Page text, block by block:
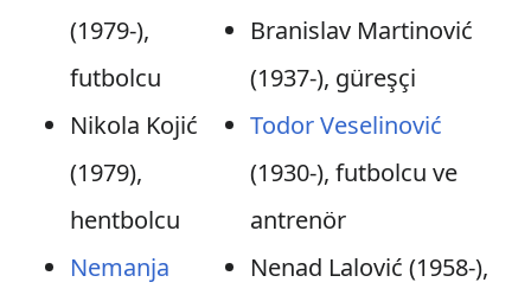
(1979-),
futbolcu
Nikola Kojić
(1979),
hentbolcu
Nemanja
Branislav Martinović
(1937-), güreşçi
Todor Veselinović
(1930-), futbolcu ve
antrenör
Nenad Lalović (1958-),